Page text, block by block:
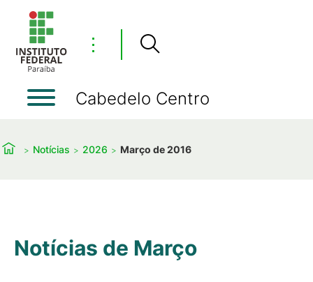
⋮
Cabedelo Centro
Notícias 2026 Março de 2016
Notícias de Março